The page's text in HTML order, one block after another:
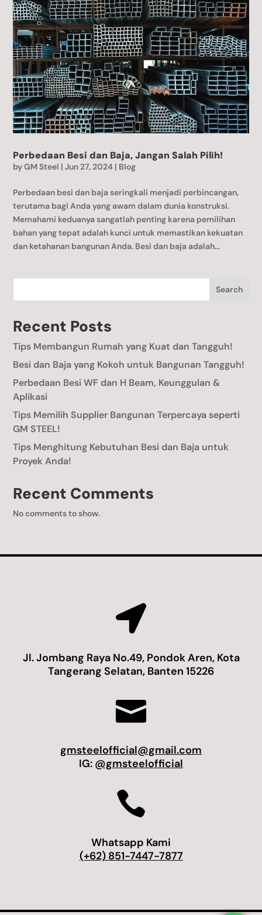
Perbedaan Besi dan Baja, Jangan Salah Pilih!
byGM Steel |Jun 27, 2024 | Blog
Perbedaan besi dan baja seringkali menjadi perbincangan,
terutama bagi Anda yang awam dalam dunia konstruksi.
Memahami keduanya sangatlah penting karena pemilihan
bahan yang tepat adalah kunci untuk memastikan kekuatan
dan ketahanan bangunan Anda. Besi dan baja adalah...
Search
Recent Posts
Tips Membangun Rumah yang Kuat dan Tangguh!
Besi dan Baja yang Kokoh untuk Bangunan Tangguh!
Perbedaan Besi WF dan H Beam, Keunggulan &
Aplikasi
Tips Memilih Supplier Bangunan Terpercaya seperti
GM STEEL!
Tips Menghitung Kebutuhan Besi dan Baja untuk
Proyek Anda!
Recent Comments
No comments to show.

Jl. Jombang Raya No.49, Pondok Aren, Kota
Tangerang Selatan, Banten 15226

gmsteelofficial@gmail.com
IG: @gmsteelofficial

Whatsapp Kami
(+62) 851-7447-7877